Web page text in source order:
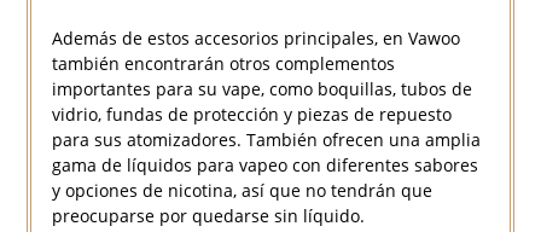
Además de estos accesorios principales, en Vawoo
también encontrarán otros complementos
importantes para su vape, como boquillas, tubos de
vidrio, fundas de protección y piezas de repuesto
para sus atomizadores. También ofrecen una amplia
gama de líquidos para vapeo con diferentes sabores
y opciones de nicotina, así que no tendrán que
preocuparse por quedarse sin líquido.